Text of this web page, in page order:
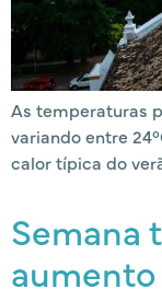
As temperaturas
variando entre
calor típica do
Semana